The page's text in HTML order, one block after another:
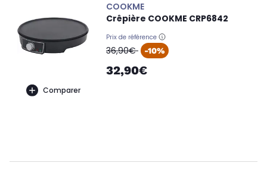
Comparer
COOKME
Crêpière COOKME CRP6842
Prix de référence
oldPrice
36,90€ -10%
32,90€